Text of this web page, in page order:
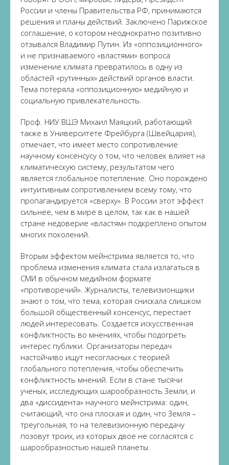
России и члены Правительства РФ, принимаются
решения и планы действий. Заключено Парижское
соглашение, о котором неоднократно позитивно
отзывался Владимир Путин. Из «оппозиционного»
и не признаваемого «властями» вопроса
изменение климата превратилось в одну из
областей «рутинных» действий органов власти.
Тема потеряла «оппозиционную» медийную и
социальную привлекательность.
Проф. НИУ ВШЭ Михаил Маяцкий, работающий
также в Университете Фрейбурга (Швейцария),
отмечает, что имеет место сопротивление
научному консенсусу о том, что человек влияет на
климатическую систему, результатом чего
является глобальное потепление. Оно порождено
интуитивным сопротивлением всему тому, что
пропагандируется «сверху». В России этот эффект
сильнее, чем в мире в целом, так как в нашей
стране недоверие «властям» подкреплено опытом
многих поколений.
Вторым эффектом мейнстрима является то, что
проблема изменения климата стала излагаться в
СМИ в обычном медийном формате
«противоречий». Журналисты, телевизионщики
знают о том, что тема, которая снискала слишком
большой общественный консенсус, перестает
людей интересовать. Создается искусственная
конфликтность во мнениях, чтобы подогреть
интерес публики. Организаторы передач
настойчиво ищут несогласных с теорией
глобального потепления, чтобы обеспечить
конфликтность мнений. Если в стане тысячи
ученых, исследующих шарообразность Земли, и
два «диссидента» научного мейнстрима: один,
считающий, что она плоская и один, что Земля –
треугольная, то на телевизионную передачу
позовут троих, из которых двое не согласятся с
шарообразностью нашей планеты.